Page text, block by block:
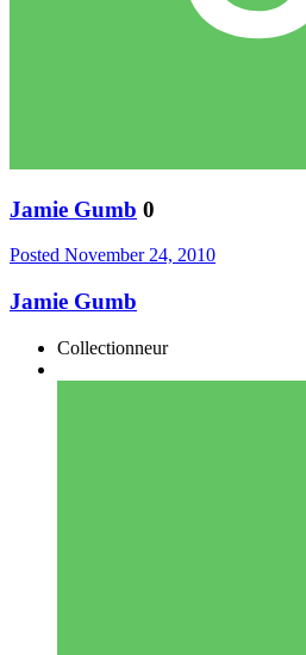
Jamie Gumb 0
Posted November 24, 2010
Jamie Gumb
Collectionneur